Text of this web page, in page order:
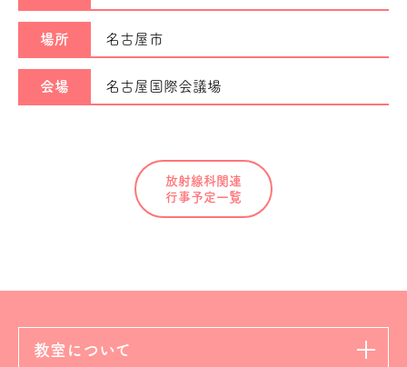
場所 名古屋市
会場 名古屋国際会議場
放射線科関連
行事予定一覧
教室について